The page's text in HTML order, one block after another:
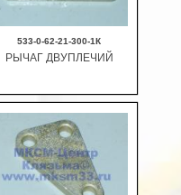
В корзину
533-0-62-21-300-1К
РЫЧАГ ДВУПЛЕЧИЙ